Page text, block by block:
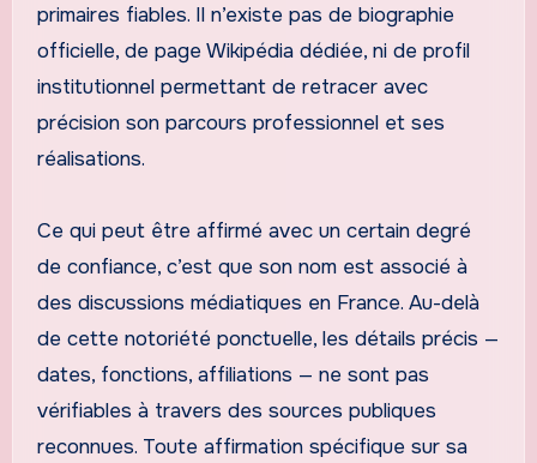
primaires fiables. Il n’existe pas de biographie
officielle, de page Wikipédia dédiée, ni de profil
institutionnel permettant de retracer avec
précision son parcours professionnel et ses
réalisations.
Ce qui peut être affirmé avec un certain degré
de confiance, c’est que son nom est associé à
des discussions médiatiques en France. Au-delà
de cette notoriété ponctuelle, les détails précis —
dates, fonctions, affiliations — ne sont pas
vérifiables à travers des sources publiques
reconnues. Toute affirmation spécifique sur sa